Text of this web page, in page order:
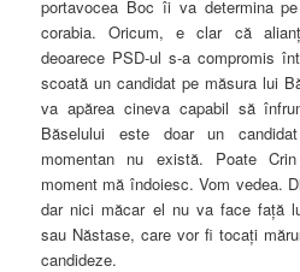
portavocea Boc îi va determina
corabia. Oricum, e clar că
deoarece PSD-ul s-a compromis
scoată un candidat pe măsura lui
va apărea cineva capabil să
Băselului este doar un
momentan nu există. Poate
moment mă îndoiesc. Vom vedea.
dar nici măcar el nu va face faţă
sau Năstase, care vor fi tocaţi
candideze.